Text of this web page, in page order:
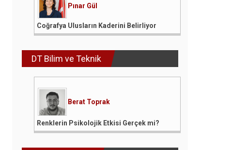
Pınar Gül
Coğrafya Ulusların Kaderini Belirliyor
DT Bilim ve Teknik
Berat Toprak
Renklerin Psikolojik Etkisi Gerçek mi?